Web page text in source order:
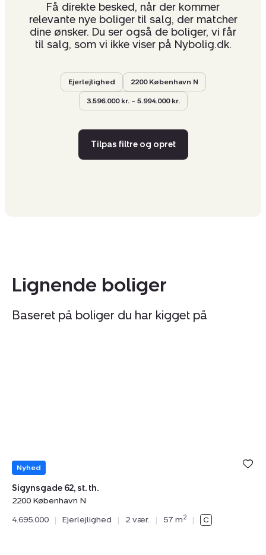
Få direkte besked, når der kommer
relevante nye boliger til salg, der matcher
dine ønsker. Du ser også de boliger, vi får
til salg, som vi ikke viser på Nybolig.dk.
Ejerlejlighed 2200 København N
3.596.000 kr. – 5.994.000 kr.
Tilpas filtre og opret
Lignende boliger
Baseret på boliger du har kigget på
Nyhed
Sigynsgade 62, st. th.
2200 København N
4.695.000
| Ejerlejlighed | 2 vær. | 57 m2 |